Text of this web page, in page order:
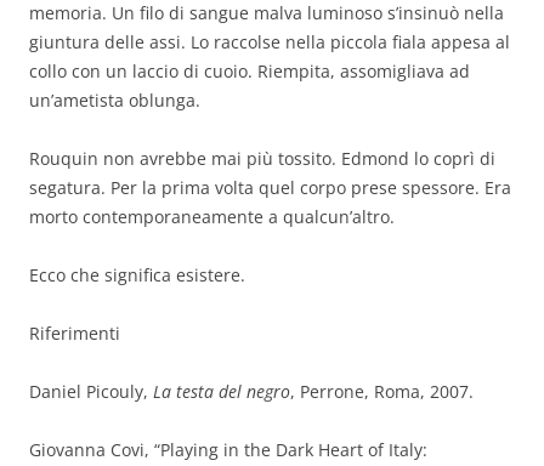
memoria. Un filo di sangue malva luminoso s’insinuò nella
giuntura delle assi. Lo raccolse nella piccola fiala appesa al
collo con un laccio di cuoio. Riempita, assomigliava ad
un’ametista oblunga.
Rouquin non avrebbe mai più tossito. Edmond lo coprì di
segatura. Per la prima volta quel corpo prese spessore. Era
morto contemporaneamente a qualcun’altro.
Ecco che significa esistere.
Riferimenti
Daniel Picouly, La testa del negro, Perrone, Roma, 2007.
Giovanna Covi, “Playing in the Dark Heart of Italy: